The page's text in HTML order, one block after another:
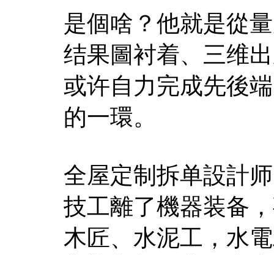
是個啥？他就是從
结果圖衬着、三维
或许自力完成先後
的一環。
全屋定制拆单設計
技工離了機器装备
木匠、水泥工，水